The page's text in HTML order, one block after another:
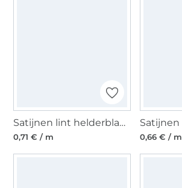
Satijnen lint helderblauw (10 mm)
0,71 € / m 0,66 € / m